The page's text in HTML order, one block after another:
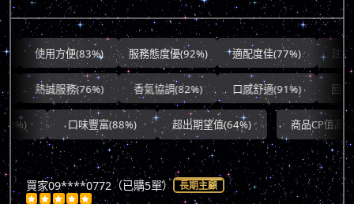
使用方便(83%) 服務態度優(92%) 適配度佳(77%) 注重隱私
熱誠服務(76%) 香氣協調(82%) 口感舒適(91%) 回味綿
口味豐富(88%) 超出期望值(64%) 商品CP值高(78%)
買家09****0772（已購5單） 長期主顧
    